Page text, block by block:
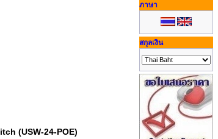
(USW-24-POE)
ภาษา
สกุลเงิน